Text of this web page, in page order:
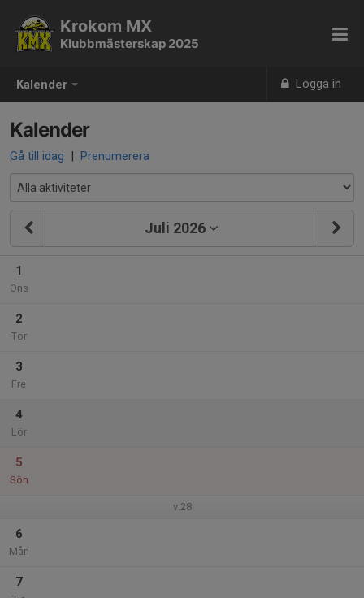
Kalender Logga in
Krokom MX
Klubbmästerskap 2025
Kalender
Gå till idag | Prenumerera
Juli 2026
1
Ons
2
Tor
3
Fre
4
Lör
5
Sön
v.28
6
Mån
7